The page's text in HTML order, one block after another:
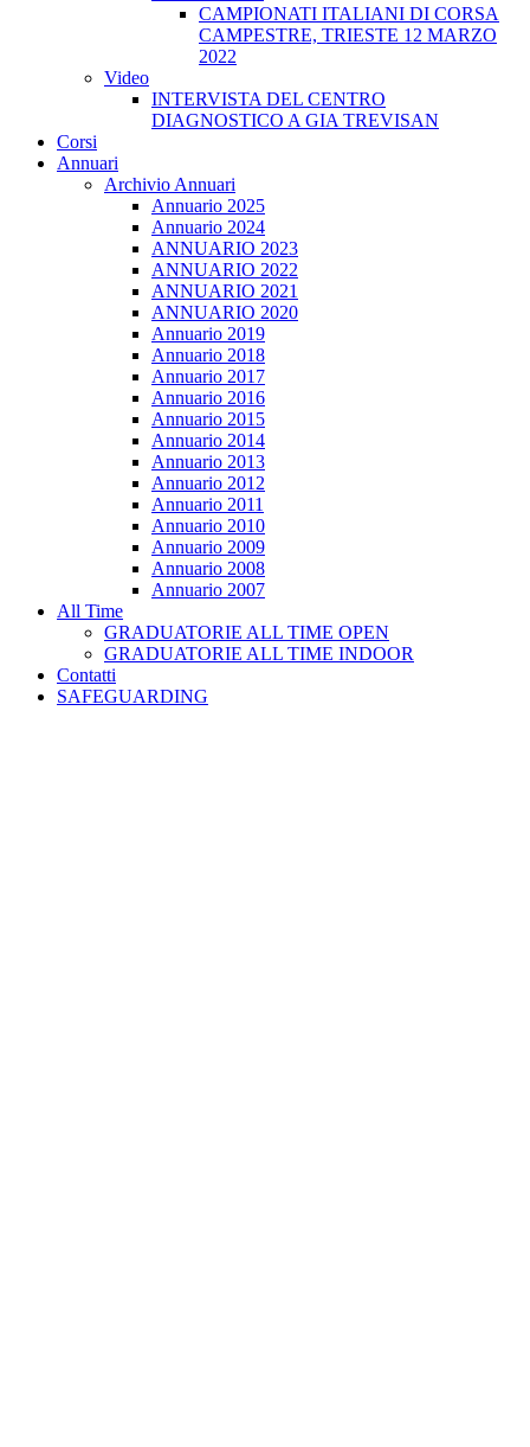
CAMPIONATI ITALIANI DI CORSA
CAMPESTRE, TRIESTE 12 MARZO
2022
Video
INTERVISTA DEL CENTRO
DIAGNOSTICO A GIA TREVISAN
Corsi
Annuari
Archivio Annuari
Annuario 2025
Annuario 2024
ANNUARIO 2023
ANNUARIO 2022
ANNUARIO 2021
ANNUARIO 2020
Annuario 2019
Annuario 2018
Annuario 2017
Annuario 2016
Annuario 2015
Annuario 2014
Annuario 2013
Annuario 2012
Annuario 2011
Annuario 2010
Annuario 2009
Annuario 2008
Annuario 2007
All Time
GRADUATORIE ALL TIME OPEN
GRADUATORIE ALL TIME INDOOR
Contatti
SAFEGUARDING